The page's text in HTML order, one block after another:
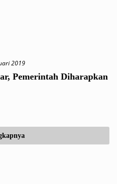
2019
Pemerintah Diharapkan